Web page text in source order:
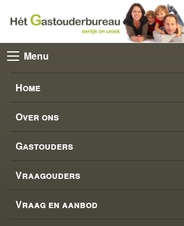
Menu
Home
Over ons
Gastouders
Vraagouders
Vraag en aanbod